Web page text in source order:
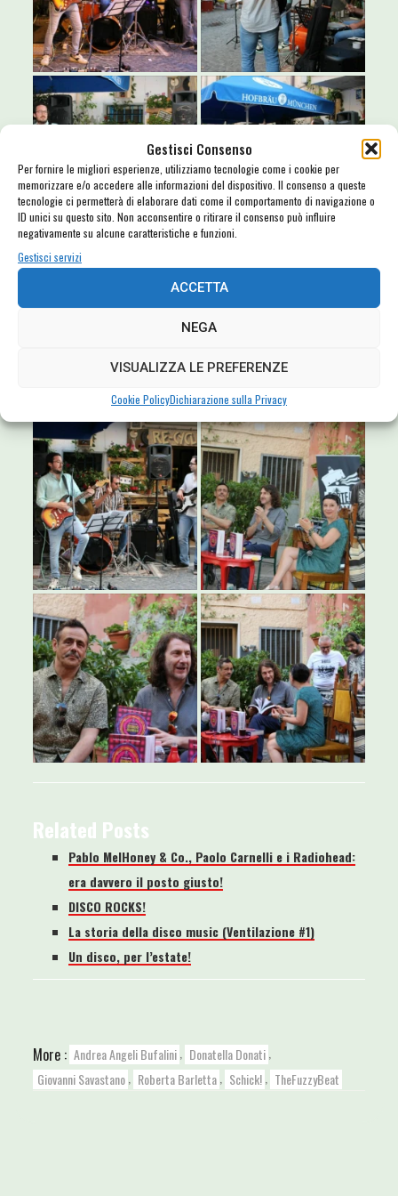
Gestisci Consenso
Per fornire le migliori esperienze, utilizziamo tecnologie come i cookie per
memorizzare e/o accedere alle informazioni del dispositivo. Il consenso a queste
tecnologie ci permetterà di elaborare dati come il comportamento di navigazione o
ID unici su questo sito. Non acconsentire o ritirare il consenso può influire
negativamente su alcune caratteristiche e funzioni.
Gestisci servizi
ACCETTA
NEGA
VISUALIZZA LE PREFERENZE
Cookie PolicyDichiarazione sulla Privacy
Related Posts
Pablo MelHoney & Co., Paolo Carnelli e i Radiohead:
era davvero il posto giusto!
DISCO ROCKS!
La storia della disco music (Ventilazione #1)
Un disco, per l’estate!
More : Andrea Angeli Bufalini Donatella Donati
Giovanni Savastano
Roberta Barletta Schick! TheFuzzyBeat